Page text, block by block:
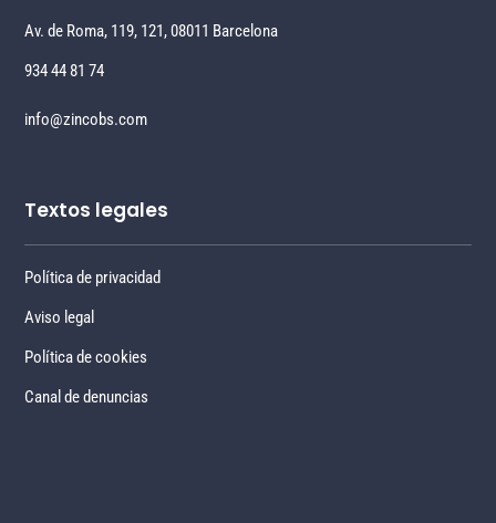
Av. de Roma, 119, 121, 08011 Barcelona
934 44 81 74
info@zincobs.com
Textos legales
Política de privacidad
Aviso legal
Política de cookies
Canal de denuncias